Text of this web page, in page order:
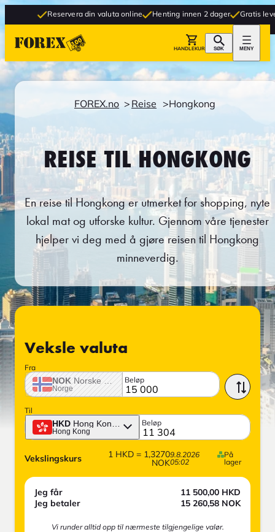
Reservera din valuta online Henting innen 2 dager Gratis levering til
HANDLEKURV SØK MENY
FOREX.no Reise Hongkong
REISE TIL HONGKONG
En reise til Hongkong er utmerket for shopping, nyte
lokal mat og utforske kultur. Gjennom våre tjenester
hjelper vi deg med å gjøre reisen til Hongkong
minneverdig.
Veksle valuta
Fra
NOK Norske krone
Norge
Beløp
Til
HKD Hong Kong-dollar
Hong Kong
Beløp
Vekslingskurs 1 HKD= 1,3270
NOK
9.8.2026
05:02
På
lager
Jeg får 11 500,00 HKD
Jeg betaler
15 260,58 NOK
Vi runder alltid opp til nærmeste tilgjengelige valør.